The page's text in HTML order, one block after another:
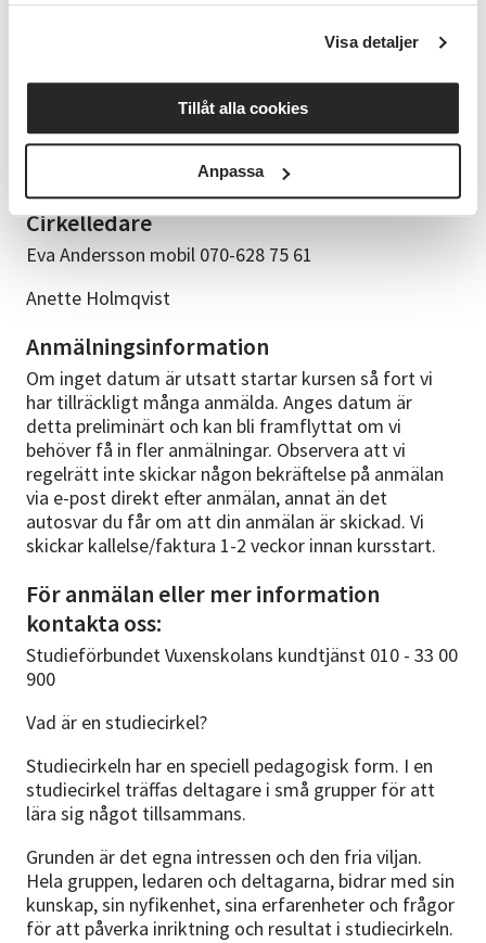
Visa detaljer
Tillåt alla cookies
Anpassa
kommer få lära dig ”grundstegen” i Linedance och
Har du dansat tidigare och haft ett uppehåll varför
inte köra igång igen?
Viktigt - Parfymfritt - Inga starka dofter.
Cirkelledare
Eva Andersson mobil 070-628 75 61
Anette Holmqvist
Anmälningsinformation
Om inget datum är utsatt startar kursen så fort vi
har tillräckligt många anmälda. Anges datum är
detta preliminärt och kan bli framflyttat om vi
behöver få in fler anmälningar. Observera att vi
regelrätt inte skickar någon bekräftelse på anmälan
via e-post direkt efter anmälan, annat än det
autosvar du får om att din anmälan är skickad. Vi
skickar kallelse/faktura 1-2 veckor innan kursstart.
För anmälan eller mer information
kontakta oss:
Studieförbundet Vuxenskolans kundtjänst 010 - 33 00
900
Vad är en studiecirkel?
Studiecirkeln har en speciell pedagogisk form. I en
studiecirkel träffas deltagare i små grupper för att
lära sig något tillsammans.
Grunden är det egna intressen och den fria viljan.
Hela gruppen, ledaren och deltagarna, bidrar med sin
kunskap, sin nyfikenhet, sina erfarenheter och frågor
för att påverka inriktning och resultat i studiecirkeln.